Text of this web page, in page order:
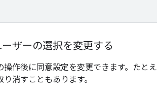
ーザーの選択を変更する
操作後に同意設定を変更できます。た
り消すこともあります。